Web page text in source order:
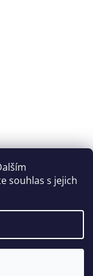
souhlas s jejich
práva vyhrazena.